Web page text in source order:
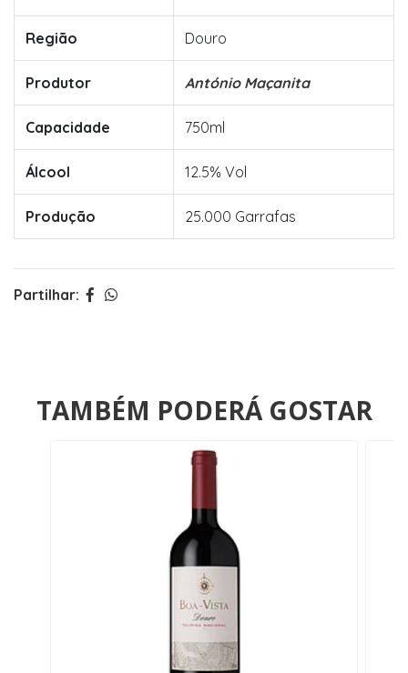
Região Douro
Produtor António Maçanita
Capacidade 750ml
Álcool 12.5% Vol
Produção 25.000 Garrafas
Partilhar:
TAMBÉM PODERÁ GOSTAR